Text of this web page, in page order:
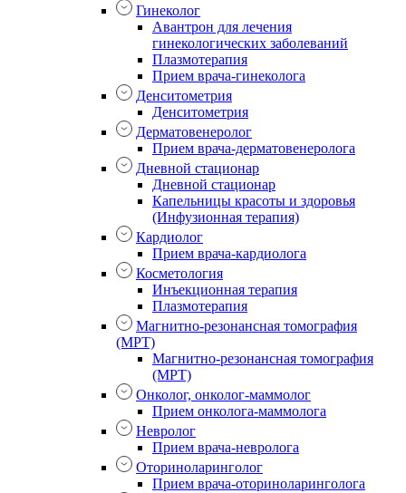
Гинеколог
Авантрон для лечения
гинекологических заболеваний
Плазмотерапия
Прием врача-гинеколога
Денситометрия
Денситометрия
Дерматовенеролог
Прием врача-дерматовенеролога
Дневной стационар
Дневной стационар
Капельницы красоты и здоровья
(Инфузионная терапия)
Кардиолог
Прием врача-кардиолога
Косметология
Инъекционная терапия
Плазмотерапия
Магнитно-резонансная томография
(МРТ)
Магнитно-резонансная томография
(МРТ)
Онколог, онколог-маммолог
Прием онколога-маммолога
Невролог
Прием врача-невролога
Оториноларинголог
Прием врача-оториноларинголога